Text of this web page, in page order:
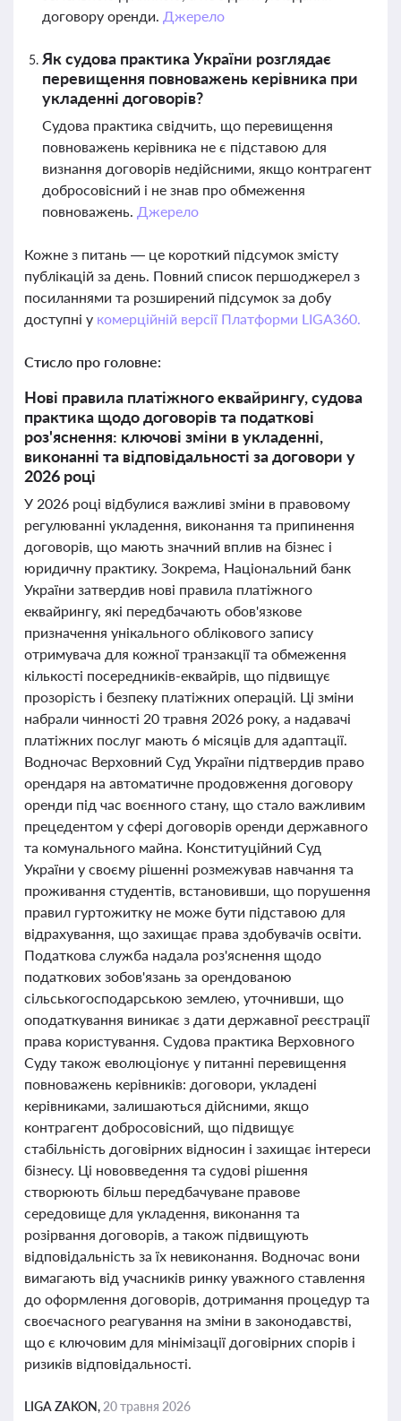
договору оренди. Джерело
Як судова практика України розглядає
перевищення повноважень керівника при
укладенні договорів?
Судова практика свідчить, що перевищення
повноважень керівника не є підставою для
визнання договорів недійсними, якщо контрагент
добросовісний і не знав про обмеження
повноважень. Джерело
Кожне з питань — це короткий підсумок змісту
публікацій за день. Повний список першоджерел з
посиланнями та розширений підсумок за добу
доступні у комерційній версії Платформи LIGA360.
Стисло про головне:
Нові правила платіжного еквайрингу, судова
практика щодо договорів та податкові
роз'яснення: ключові зміни в укладенні,
виконанні та відповідальності за договори у
2026 році
У 2026 році відбулися важливі зміни в правовому
регулюванні укладення, виконання та припинення
договорів, що мають значний вплив на бізнес і
юридичну практику. Зокрема, Національний банк
України затвердив нові правила платіжного
еквайрингу, які передбачають обов'язкове
призначення унікального облікового запису
отримувача для кожної транзакції та обмеження
кількості посередників-еквайрів, що підвищує
прозорість і безпеку платіжних операцій. Ці зміни
набрали чинності 20 травня 2026 року, а надавачі
платіжних послуг мають 6 місяців для адаптації.
Водночас Верховний Суд України підтвердив право
орендаря на автоматичне продовження договору
оренди під час воєнного стану, що стало важливим
прецедентом у сфері договорів оренди державного
та комунального майна. Конституційний Суд
України у своєму рішенні розмежував навчання та
проживання студентів, встановивши, що порушення
правил гуртожитку не може бути підставою для
відрахування, що захищає права здобувачів освіти.
Податкова служба надала роз'яснення щодо
податкових зобов'язань за орендованою
сільськогосподарською землею, уточнивши, що
оподаткування виникає з дати державної реєстрації
права користування. Судова практика Верховного
Суду також еволюціонує у питанні перевищення
повноважень керівників: договори, укладені
керівниками, залишаються дійсними, якщо
контрагент добросовісний, що підвищує
стабільність договірних відносин і захищає інтереси
бізнесу. Ці нововведення та судові рішення
створюють більш передбачуване правове
середовище для укладення, виконання та
розірвання договорів, а також підвищують
відповідальність за їх невиконання. Водночас вони
вимагають від учасників ринку уважного ставлення
до оформлення договорів, дотримання процедур та
своєчасного реагування на зміни в законодавстві,
що є ключовим для мінімізації договірних спорів і
ризиків відповідальності.
LIGA ZAKON, 20 травня 2026